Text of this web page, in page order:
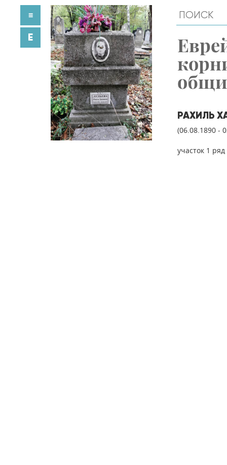
РАХИЛЬ
(06.08.1890 -
участок 1
≡
E